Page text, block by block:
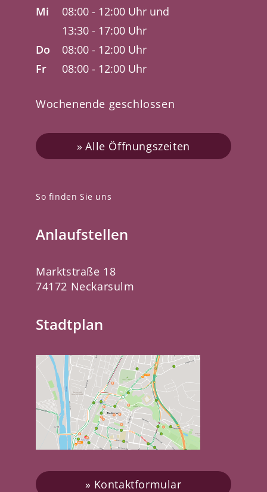
So finden Sie uns
Anlaufstellen
Marktstraße 18
74172 Neckarsulm
Stadtplan
Kontaktformular
Mi
08:00 - 12:00 Uhr und
13:30 - 17:00 Uhr
Do
08:00 - 12:00 Uhr
Fr
08:00 - 12:00 Uhr
Wochenende geschlossen
Alle Öffnungszeiten